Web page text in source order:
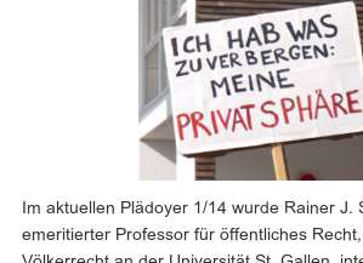
Im aktuellen Plädoyer 1/14 wurde Rainer J.
emeritierter Professor für öffentliches